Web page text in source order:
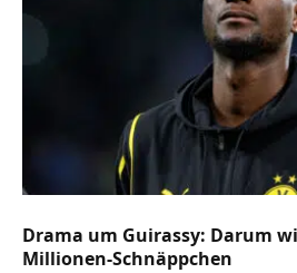
Drama um Guirassy: Darum
Millionen-Schnäppchen